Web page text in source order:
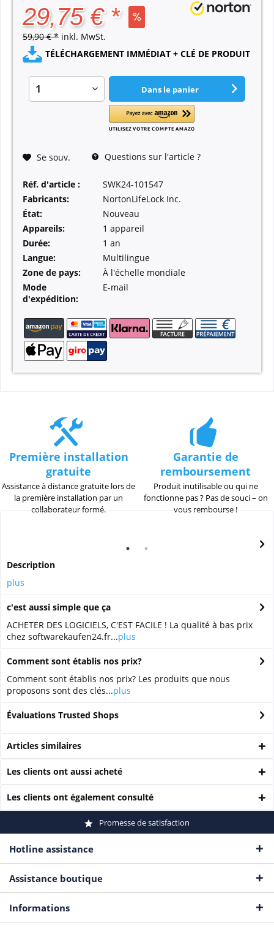
29,75 € *
59,90 € * inkl. MwSt.
TÉLÉCHARGEMENT IMMÉDIAT + CLÉ DE PRODUIT
Dans le panier
Se souv. Questions sur l'article ?
Réf. d'article :
SWK24-101547
Fabricants:
NortonLifeLock Inc.
État:
Nouveau
Appareils:
1 appareil
Durée:
1 an
Langue:
Multilingue
Zone de pays:
À l'échelle mondiale
Mode
d'expédition:
E-mail
Première installation
gratuite
Assistance à distance gratuite lors de
la première installation par un
collaborateur formé.
Garantie de
remboursement
Produit inutilisable ou qui ne
fonctionne pas ? Pas de souci – on
vous rembourse !
Description
plus
c'est aussi simple que ça
ACHETER DES LOGICIELS, C'EST FACILE ! La qualité à bas prix
chez softwarekaufen24.fr...plus
Comment sont établis nos prix?
Comment sont établis nos prix? Les produits que nous
proposons sont des clés...plus
Évaluations Trusted Shops
Articles similaires
Les clients ont aussi acheté
Les clients ont également consulté
Promesse de satisfaction
Hotline assistance
Assistance boutique
Informations